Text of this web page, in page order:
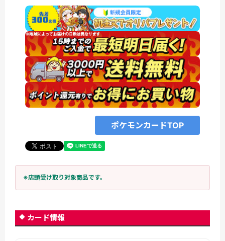
ポケモンカードTOP
※店頭受け取り対象商品です。
カード情報